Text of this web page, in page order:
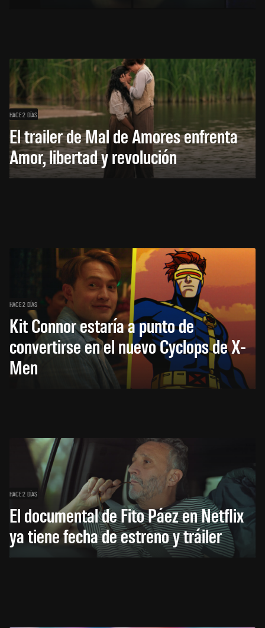
HACE 2 DÍAS
El trailer de Mal de Amores enfrenta
Amor, libertad y revolución
HACE 2 DÍAS
Kit Connor estaría a punto de
convertirse en el nuevo Cyclops de X-
Men
HACE 2 DÍAS
El documental de Fito Páez en Netflix
ya tiene fecha de estreno y tráiler